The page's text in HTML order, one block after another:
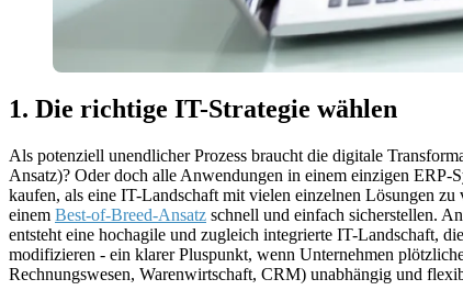
1. Die richtige IT-Strategie wählen
Als potenziell unendlicher Prozess braucht die digitale
Ansatz)? Oder doch alle Anwendungen in einem einzigen
kaufen, als eine IT-Landschaft mit vielen einzelnen Lösungen
einem Best-of-Breed-Ansatz schnell und einfach sicherstellen.
entsteht eine hochagile und zugleich integrierte IT-Landschaft,
modifizieren - ein klarer Pluspunkt, wenn Unternehmen
Rechnungswesen, Warenwirtschaft, CRM) unabhängig und